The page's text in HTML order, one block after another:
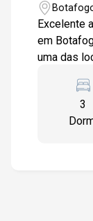
Excelente
em Botafogo.
uma das
tempo
bairro oferece. Com 93 m², este
enquanto
3